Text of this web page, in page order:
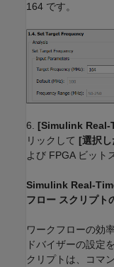
164 です。
6. [Simulink Real-
リックして [選択し
よび FPGA ビット
Simulink Real-
フロー スクリプト
ワークフローの効
ドバイザーの設定
クリプトは、コマ